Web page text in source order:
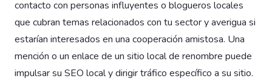
contacto con personas influyentes o blogueros locales
que cubran temas relacionados con tu sector y averigua si
estarían interesados en una cooperación amistosa. Una
mención o un enlace de un sitio local de renombre puede
impulsar su SEO local y dirigir tráfico específico a su sitio.